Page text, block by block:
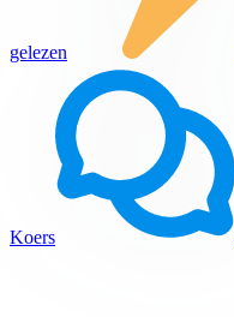
gelezen
Koers